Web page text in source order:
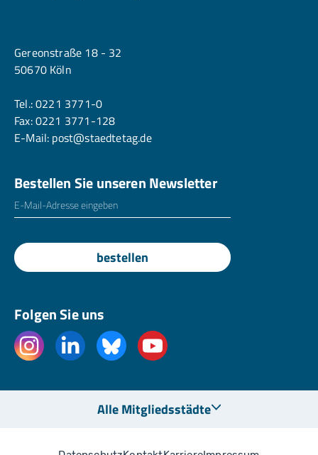
Gereonstraße 18 - 32
50670 Köln
Tel.:0221 3771-0
Fax: 0221 3771-128
E-Mail: post@staedtetag.de
Bestellen Sie unseren Newsletter
E-Mailadresse
bestellen
Folgen Sie uns
Alle Mitgliedsstädte